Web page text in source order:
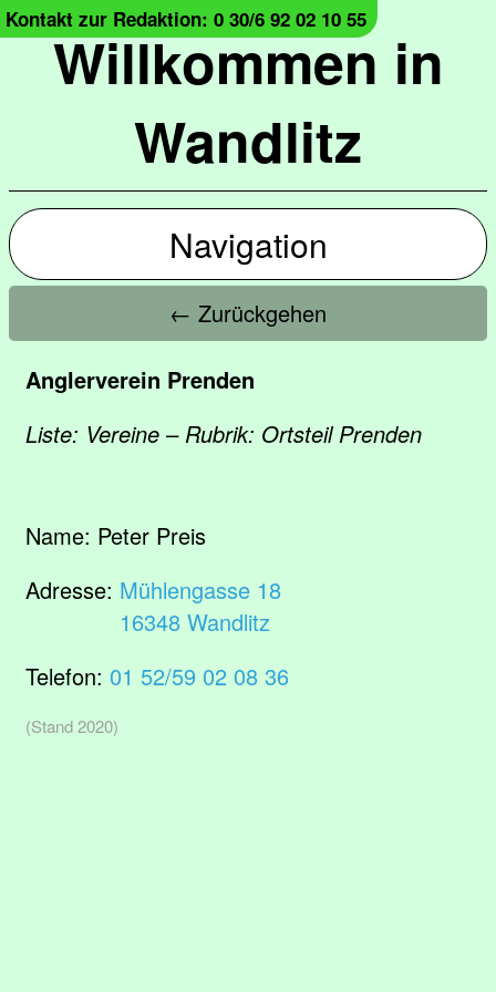
Willkommen in
Wandlitz
Kontakt zur Redaktion: 0 30/6 92 02 10 55
Navigation
← Zurückgehen
Anglerverein Prenden
Liste: Vereine – Rubrik: Ortsteil Prenden
Name: Peter Preis
Adresse: Mühlengasse 18
16348 Wandlitz
Telefon: 01 52/59 02 08 36
(Stand 2020)